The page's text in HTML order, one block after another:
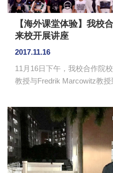
【海外课堂体验】我校
来校开展讲座
2017.11.16
11月16日下午，我校合作院
教授与Fredrik Marcowitz教
万释蔚、院长助理李彩玲、
际学院学生参加讲座。 Fred Parker教授讲解了留学生
必须了解的英国日常生活礼
频，穿插不列颠式的幽默笑
方式生动地介绍了英国的一
识。比如英国人谈正事的时候